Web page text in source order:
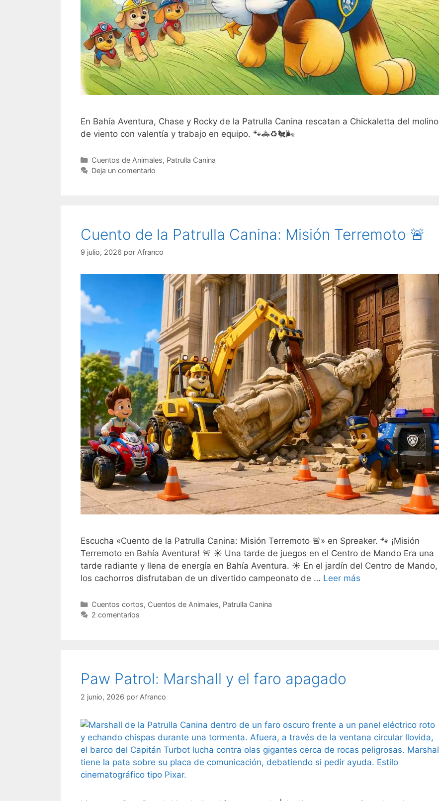
En Bahía Aventura, Chase y Rocky de la Patrulla Canina rescatan a Chickaletta del molino
de viento con valentía y trabajo en equipo. 🐾🚓♻️🐔🌬️
Categorías
Cuentos de Animales, Patrulla Canina
Deja un comentario
Cuento de la Patrulla Canina: Misión Terremoto 🚨
9 julio, 2026 por Afranco
Escucha «Cuento de la Patrulla Canina: Misión Terremoto 🚨» en Spreaker. 🐾 ¡Misión
Terremoto en Bahía Aventura! 🚨 ☀️ Una tarde de juegos en el Centro de Mando Era una
tarde radiante y llena de energía en Bahía Aventura. ☀️ En el jardín del Centro de Mando,
los cachorros disfrutaban de un divertido campeonato de … Leer más
Categorías
Cuentos cortos, Cuentos de Animales, Patrulla Canina
2 comentarios
Paw Patrol: Marshall y el faro apagado
2 junio, 2026 por Afranco